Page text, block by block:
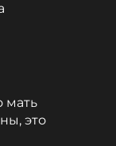
мать
это